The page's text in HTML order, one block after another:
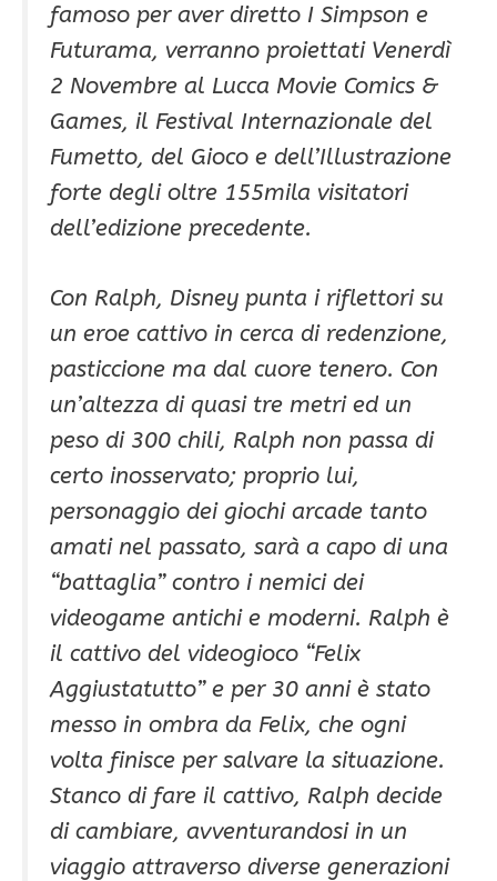
famoso per aver diretto I Simpson e
Futurama, verranno proiettati Venerdì
2 Novembre al Lucca Movie Comics &
Games, il Festival Internazionale del
Fumetto, del Gioco e dell’Illustrazione
forte degli oltre 155mila visitatori
dell’edizione precedente.
Con Ralph, Disney punta i riflettori su
un eroe cattivo in cerca di redenzione,
pasticcione ma dal cuore tenero. Con
un’altezza di quasi tre metri ed un
peso di 300 chili, Ralph non passa di
certo inosservato; proprio lui,
personaggio dei giochi arcade tanto
amati nel passato, sarà a capo di una
“battaglia” contro i nemici dei
videogame antichi e moderni. Ralph è
il cattivo del videogioco “Felix
Aggiustatutto” e per 30 anni è stato
messo in ombra da Felix, che ogni
volta finisce per salvare la situazione.
Stanco di fare il cattivo, Ralph decide
di cambiare, avventurandosi in un
viaggio attraverso diverse generazioni